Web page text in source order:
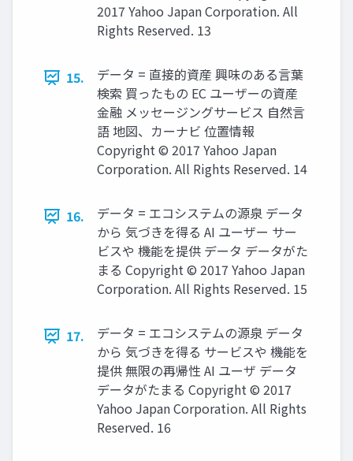
2017 Yahoo Japan Corporation. All
Rights Reserved. 13
15.
データ = 直接的資産 興味のある言葉
検索 買ったもの EC ユーザーの資産
金融 メッセージングサービス 自然言
語 地図、カーナビ 位置情報
Copyright © 2017 Yahoo Japan
Corporation. All Rights Reserved. 14
16.
データ = エコシステムの源泉 データ
から 気づきを得る AI ユーザー サー
ビスや 機能を提供 データ データがた
まる Copyright © 2017 Yahoo Japan
Corporation. All Rights Reserved. 15
17.
データ = エコシステムの源泉 データ
から 気づきを得る サービスや 機能を
提供 無限の再帰性 AI ユーザ データ
データがたまる Copyright © 2017
Yahoo Japan Corporation. All Rights
Reserved. 16